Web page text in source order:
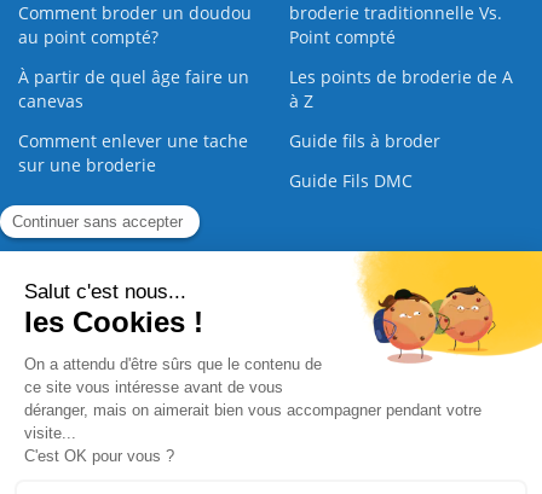
Comment broder un doudou
au point compté?
broderie traditionnelle Vs.
Point compté
À partir de quel âge faire un
canevas
Les points de broderie de A
à Z
Comment enlever une tache
sur une broderie
Guide fils à broder
Guide Fils DMC
Guide de la Broderie
Commande Papier Qui sommes nous Nous contacter |
Paiement sécurisé